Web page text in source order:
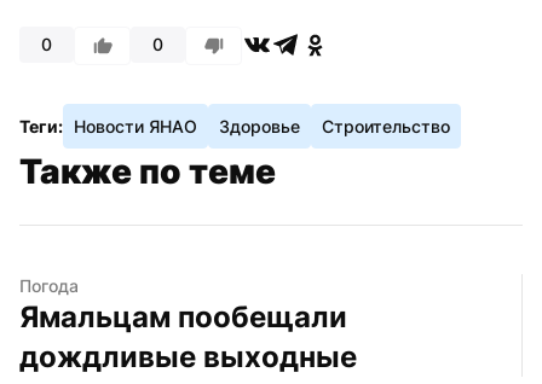
0 0
Теги: Новости ЯНАО Здоровье Строительство
Также по теме
Погода
Ямальцам пообещали
дождливые выходные